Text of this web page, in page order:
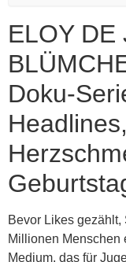
ELOY DE
Doku-
Bevor Likes
Millionen Menschen
Medium, das für